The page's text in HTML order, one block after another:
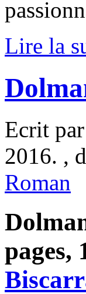
Lire la
Ecrit par
2016. ,
Roman
pages,